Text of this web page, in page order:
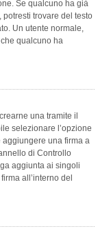
Se qualcuno ha già
trovare del testo
Un utente normale,
qualcuno ha
una tramite il
selezionare l’opzione
una firma a
di Controllo
aggiunta ai singoli
all’interno del